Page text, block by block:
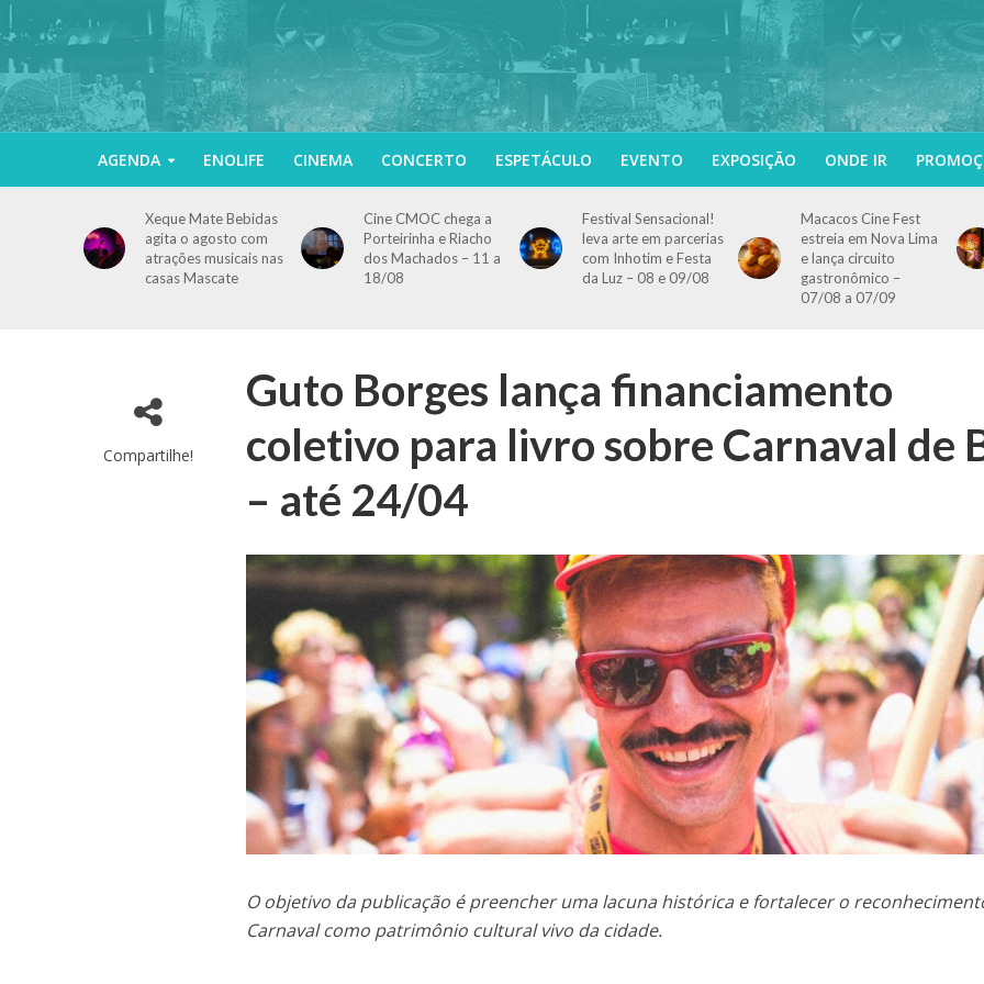
AGENDA ENOLIFE CINEMA CONCERTO ESPETÁCULO EVENTO EXPOSIÇÃO ONDE IR
Xeque Mate Bebidas
agita o agosto com
atrações musicais nas
casas Mascate
Cine CMOC chega a
Porteirinha e Riacho
dos Machados – 11 a
18/08
Festival Sensacional!
leva arte em parcerias
com Inhotim e Festa
da Luz – 08 e 09/08
Macacos Cine Fest
estreia em Nova Lima
e lança circuito
gastronômico –
07/08 a 07/09
Compartilhe!
Guto Borges lança financiamento
coletivo para livro sobre Carnaval de
– até 24/04
O objetivo da publicação é preencher uma lacuna histórica e fortalecer o
Carnaval como patrimônio cultural vivo da cidade.